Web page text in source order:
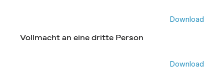
Vollmacht an eine dritte Person
Download
Download